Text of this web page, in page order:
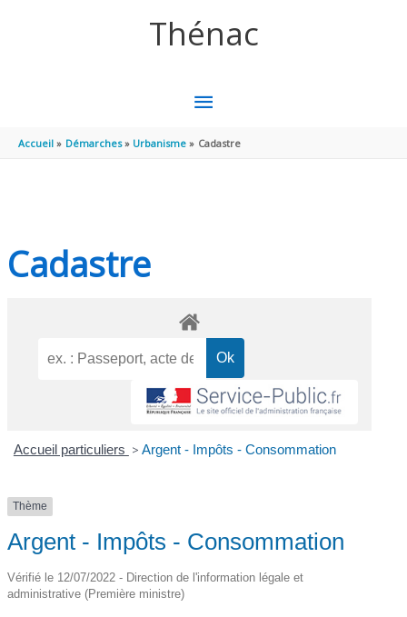
Thénac
MENU
PRINCIPAL
Accueil Démarches Urbanisme Cadastre
Cadastre
Accueil particuliers > Argent - Impôts - Consommation
Thème
Argent - Impôts - Consommation
Vérifié le 12/07/2022 - Direction de l'information légale et
administrative (Première ministre)